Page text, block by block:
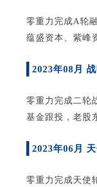
零重力完成A轮
蕴盛资本、紫峰
2023年08月
零重力完成二轮
基金跟投，老股
2023年06月
零重力完成天使